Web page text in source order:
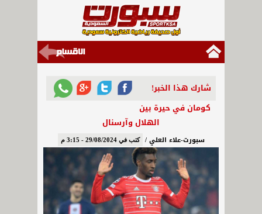
شارك هذا الخبر!
كومان في حيرة بين
الهلال وآرسنال
سبورت-علاء العلي / كتب في 29/08/2024 - 3:15 م